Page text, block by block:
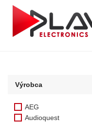
Výrobca
AEG
Audioquest